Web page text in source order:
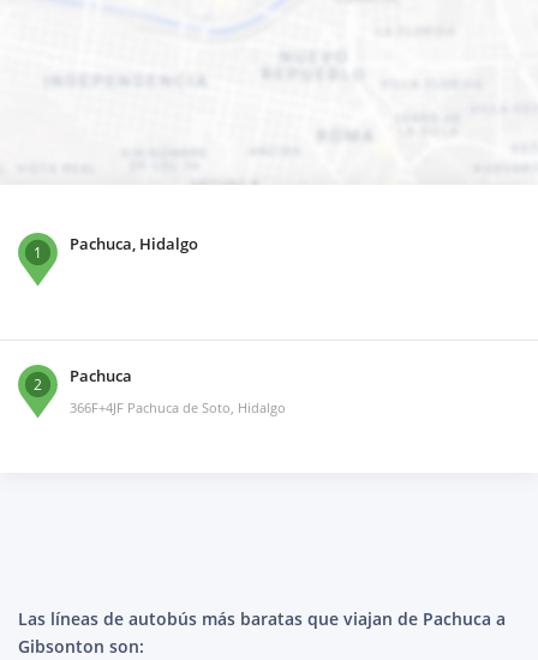
1 Pachuca, Hidalgo
2 Pachuca
366F+4JF Pachuca de Soto, Hidalgo
Las líneas de autobús más baratas que viajan de Pachuca a
Gibsonton son: